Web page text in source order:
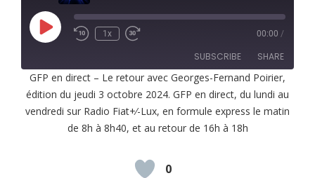
Play
Episode
1x 00:00 /
SUBSCRIBE SHARE
RSS FEED
SHARE
GFP en direct – Le retour avec Georges-Fernand Poirier,
édition du jeudi 3 octobre 2024. GFP en direct, du lundi au
vendredi sur Radio Fiat+⁄-Lux, en formule express le matin
de 8h à 8h40, et au retour de 16h à 18h
0